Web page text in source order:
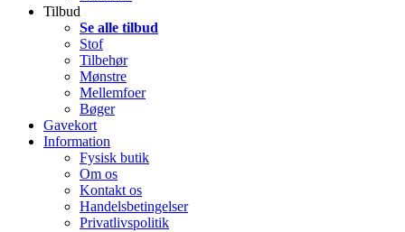
Tilbud
Se alle tilbud
Stof
Tilbehør
Mønstre
Mellemfoer
Bøger
Gavekort
Information
Fysisk butik
Om os
Kontakt os
Handelsbetingelser
Privatlivspolitik